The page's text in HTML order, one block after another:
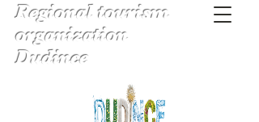
Regional tourism
organization
Dudince